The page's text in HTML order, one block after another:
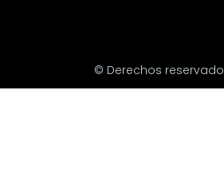
© Derechos